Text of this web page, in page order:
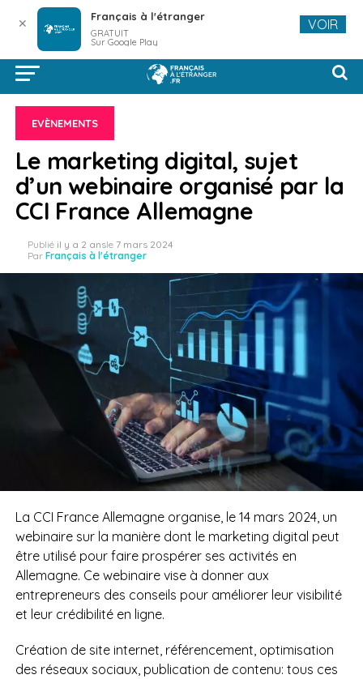
EVÈNEMENTS
Le marketing digital, sujet
d’un webinaire organisé par la
CCI France Allemagne
Publié il y a 2 ansle 7 mars 2024
Par Français à l'étranger
La CCI France Allemagne organise, le 14 mars 2024, un
webinaire sur la manière dont le marketing digital peut
être utilisé pour faire prospérer ses activités en
Allemagne. Ce webinaire vise à donner aux
entrepreneurs des conseils pour améliorer leur visibilité
et leur crédibilité en ligne.
Création de site internet, référencement, optimisation
des réseaux sociaux, publication de contenu: tous ces
✕ Français à l'étranger
GRATUIT
Sur Google Play
VOIR